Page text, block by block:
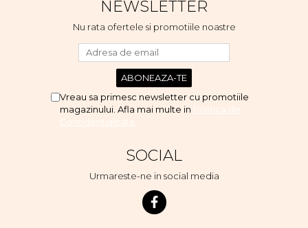
placere. Eu sunt multumit siNEWSLETTER
Nu rata ofertele si promotiile noastre
Vreau sa primesc newsletter cu promotiile
magazinului. Afla mai multe in Politica de
Confidentialitate
SOCIAL
Urmareste-ne in social media